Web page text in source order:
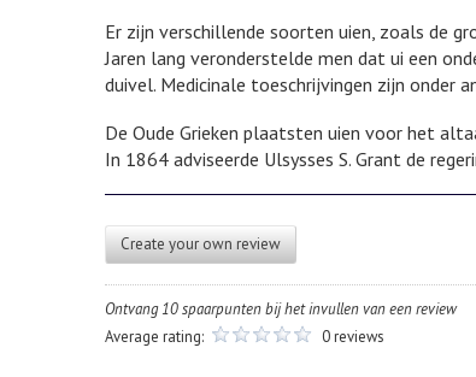
Er zijn verschillende soorten uien, zoals de
Jaren lang veronderstelde men dat ui een
duivel. Medicinale toeschrijvingen zijn onder
De Oude Grieken plaatsten uien voor het
In 1864 adviseerde Ulsysses S. Grant de
Create your own review
Ontvang 10 spaarpunten bij het invullen van een review
Average rating:
0 reviews